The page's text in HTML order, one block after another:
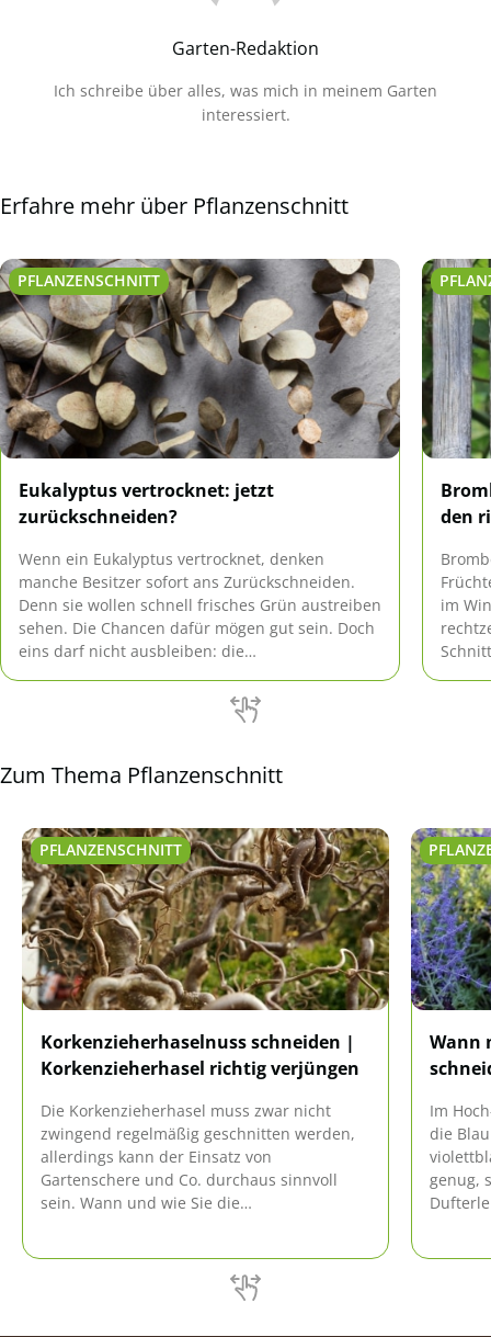
Garten-Redaktion
Ich schreibe über alles, was mich in meinem Garten
interessiert.
Erfahre mehr über Pflanzenschnitt
PFLANZENSCHNITT
Eukalyptus vertrocknet: jetzt
zurückschneiden?
Wenn ein Eukalyptus vertrocknet, denken
manche Besitzer sofort ans Zurückschneiden.
Denn sie wollen schnell frisches Grün austreiben
sehen. Die Chancen dafür mögen gut sein. Doch
eins darf nicht ausbleiben: die
Kreislauf von Vertrocknen und Schneiden.
den
im
Zum Thema Pflanzenschnitt
PFLANZENSCHNITT
Korkenzieherhaselnuss schneiden |
Korkenzieherhasel richtig verjüngen
Die Korkenzieherhasel muss zwar nicht
zwingend regelmäßig geschnitten werden,
allerdings kann der Einsatz von
Gartenschere und Co. durchaus sinnvoll
sein. Wann und wie Sie die
Wann
Im
die
genug,